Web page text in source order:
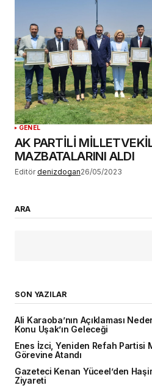
GENEL
AK PARTİLİ
MAZBATALARINI ALDI
Editör denizdogan26/05/2023
ARA
SON YAZILAR
Ali Karaoba’nın Açıklaması
Konu Uşak’ın Geleceği
Enes İzci, Yeniden Refah Partisi
Görevine Atandı
Gazeteci Kenan Yüceel’den
Ziyareti